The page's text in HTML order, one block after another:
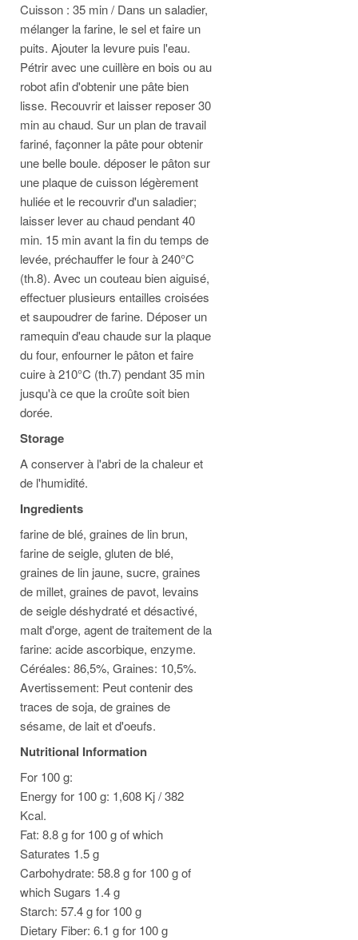
Cuisson : 35 min / Dans un saladier,
mélanger la farine, le sel et faire un
puits. Ajouter la levure puis l'eau.
Pétrir avec une cuillère en bois ou au
robot afin d'obtenir une pâte bien
lisse. Recouvrir et laisser reposer 30
min au chaud. Sur un plan de travail
fariné, façonner la pâte pour obtenir
une belle boule. déposer le pâton sur
une plaque de cuisson légèrement
huliée et le recouvrir d'un saladier;
laisser lever au chaud pendant 40
min. 15 min avant la fin du temps de
levée, préchauffer le four à 240°C
(th.8). Avec un couteau bien aiguisé,
effectuer plusieurs entailles croisées
et saupoudrer de farine. Déposer un
ramequin d'eau chaude sur la plaque
du four, enfourner le pâton et faire
cuire à 210°C (th.7) pendant 35 min
jusqu'à ce que la croûte soit bien
dorée.
Storage
A conserver à l'abri de la chaleur et
de l'humidité.
Ingredients
farine de blé, graines de lin brun,
farine de seigle, gluten de blé,
graines de lin jaune, sucre, graines
de millet, graines de pavot, levains
de seigle déshydraté et désactivé,
malt d'orge, agent de traitement de la
farine: acide ascorbique, enzyme.
Céréales: 86,5%, Graines: 10,5%.
Avertissement: Peut contenir des
traces de soja, de graines de
sésame, de lait et d'oeufs.
Nutritional Information
For 100 g:
Energy for 100 g: 1,608 Kj / 382
Kcal.
Fat: 8.8 g for 100 g of which
Saturates 1.5 g
Carbohydrate: 58.8 g for 100 g of
which Sugars 1.4 g
Starch: 57.4 g for 100 g
Dietary Fiber: 6.1 g for 100 g